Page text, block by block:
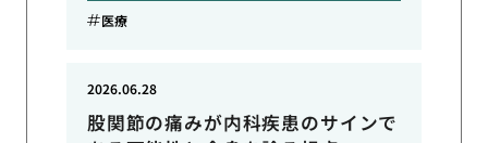
医療
股関節の痛みが内科疾患のサインで
2026.06.28